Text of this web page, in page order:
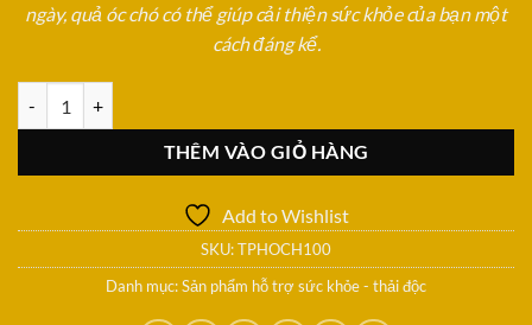
ngày, quả óc chó có thể giúp cải thiện sức khỏe của bạn một
cách đáng kể.
THÊM VÀO GIỎ HÀNG
Add to Wishlist
SKU:TPHOCH100
Danh mục:Sản phẩm hỗ trợ sức khỏe - thải độc